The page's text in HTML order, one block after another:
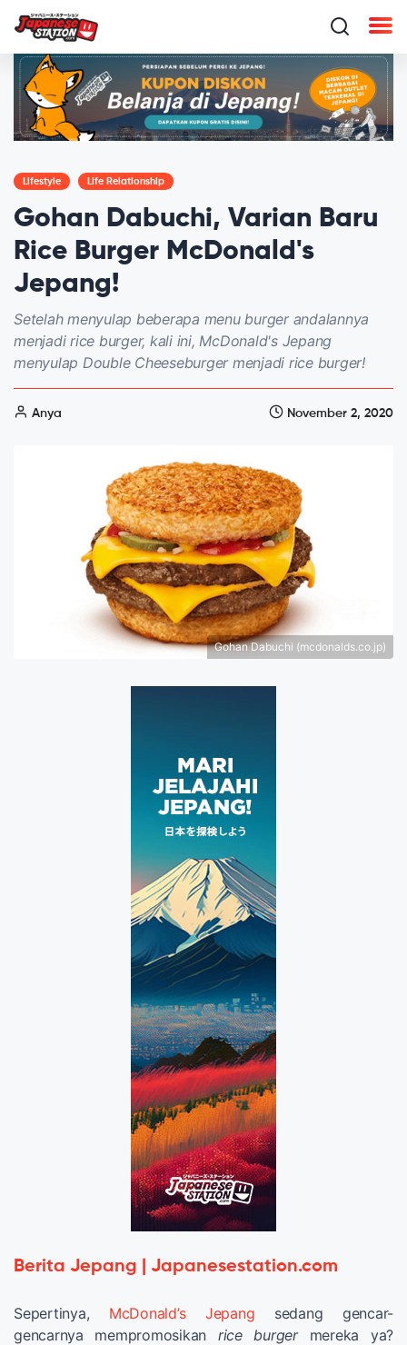
Lifestyle Life Relationship
Gohan Dabuchi, Varian Baru
Rice Burger McDonald's
Jepang!
Setelah menyulap beberapa menu burger andalannya
menjadi rice burger, kali ini, McDonald's Jepang
menyulap Double Cheeseburger menjadi rice burger!
Anya November 2, 2020
Gohan Dabuchi (mcdonalds.co.jp)
Berita Jepang | Japanesestation.com
Sepertinya, McDonald’s Jepang sedang gencar-
gencarnya mempromosikan rice burgermereka ya?